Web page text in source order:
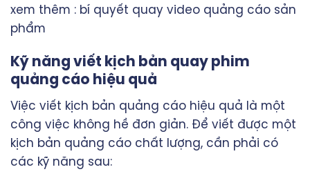
xem thêm : bí quyết quay video quảng cáo sản
phẩm
Kỹ năng viết kịch bản quay phim
quảng cáo hiệu quả
Việc viết kịch bản quảng cáo hiệu quả là một
công việc không hề đơn giản. Để viết được một
kịch bản quảng cáo chất lượng, cần phải có
các kỹ năng sau: